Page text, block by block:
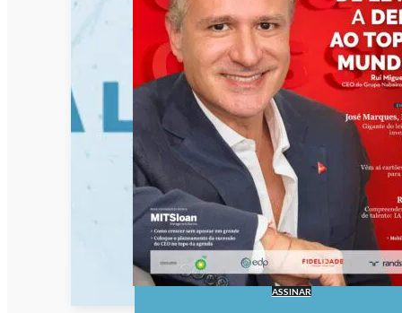
ASSINAR